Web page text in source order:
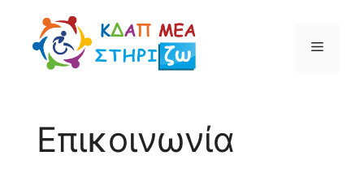
περιεχόμενο
Μενού
Επικοινωνία